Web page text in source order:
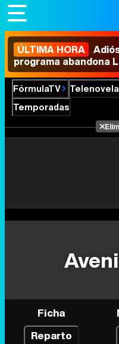
ÚLTIMA HORA
programa abandona
FórmulaTV Telenovela
Temporadas
Ficha
Reparto